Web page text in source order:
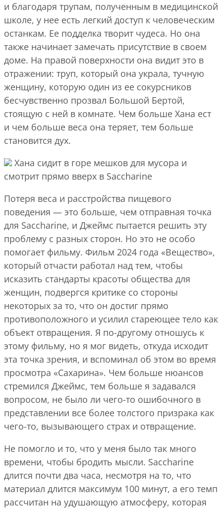
и благодаря трупам, полученным в медицинской
школе, у нее есть легкий доступ к человеческим
останкам. Ее подделка творит чудеса. Но она
также начинает замечать присутствие в своем
доме. На правой поверхности она видит это в
отражении: труп, который она украла, тучную
женщину, которую один из ее сокурсников
бесчувственно прозвал Большой Бертой,
стоящую с ней в комнате. Чем больше Хана ест
и чем больше веса она теряет, тем больше
становится дух.
Хана сидит в горе мешков для мусора и
смотрит прямо вверх в Saccharine
Потеря веса и расстройства пищевого
поведения — это больше, чем отправная точка
для Saccharine, и Джеймс пытается решить эту
проблему с разных сторон. Но это не особо
помогает фильму. Фильм 2024 года «Вещество»,
который отчасти работал над тем, чтобы
исказить стандарты красоты общества для
женщин, подвергся критике со стороны
некоторых за то, что он достиг прямо
противоположного и усилил стареющее тело как
объект отвращения. Я по-другому отношусь к
этому фильму, но я мог видеть, откуда исходит
эта точка зрения, и вспоминал об этом во время
просмотра «Сахарина». Чем больше нюансов
стремился Джеймс, тем больше я задавался
вопросом, не было ли чего-то ошибочного в
представлении все более толстого призрака как
чего-то, вызывающего страх и отвращение.
Не помогло и то, что у меня было так много
времени, чтобы бродить мысли. Saccharine
длится почти два часа, несмотря на то, что
материал длится максимум 100 минут, а его темп
рассчитан на удушающую атмосферу, которая